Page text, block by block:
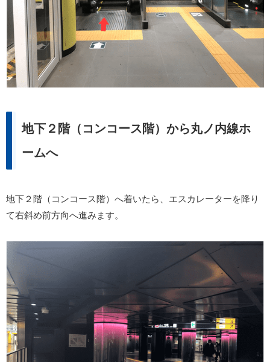
地下２階（コンコース階）から丸ノ内線ホ
ームへ
地下２階（コンコース階）へ着いたら、エスカレーターを降り
て右斜め前方向へ進みます。